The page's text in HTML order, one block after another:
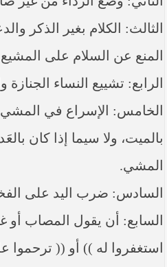
الثالث: الكلام بغير الذكر
المنع عن السلام على
الرابع: تشييع النساء
الخامس: الإسراع في
بالميت، ولا سيما إذا كان
المشي.
السادس: ضرب اليد على
السابع: أن يقول المصاب أو
استغفروا له )) أو (( ترحموا